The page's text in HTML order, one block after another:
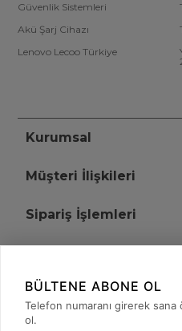
Güvenlik Sistemleri
Akü Şarj Cihazı
Lenovo Lecoo Türkiye
Kurumsal
Müşteri İlişkileri
Sipariş İşlemleri
+90 (850)
BÜLTENE ABONE OL
Telefon numaranı girerek
ol.